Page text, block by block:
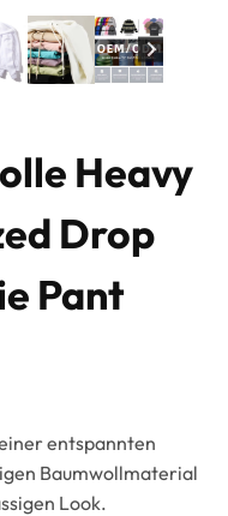
Heavy
Drop
Pant
entspannten
Baumwollmaterial
Look.